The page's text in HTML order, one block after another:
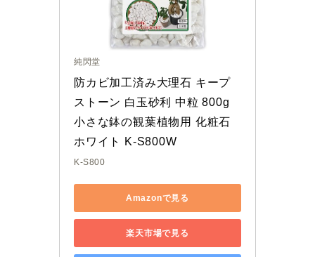
純閃堂
防カビ加工済み大理石 キープ
ストーン 白玉砂利 中粒 800g
小さな鉢の観葉植物用 化粧石
ホワイト K-S800W
K-S800
Amazonで見る
楽天市場で見る